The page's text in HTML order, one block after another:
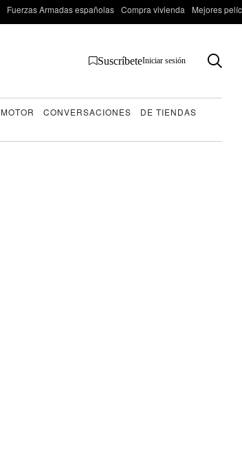
Fuerzas Armadas españolas Compra vivienda Mejores
SuscríbeteIniciar sesión
MOTOR CONVERSACIONES
DE TIENDAS